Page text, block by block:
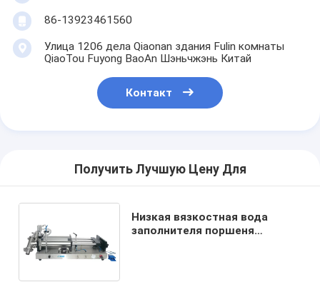
86-13923461560
Улица 1206 дела Qiaonan здания Fulin комнаты
QiaoTou Fuyong BaoAn Шэньчжэнь Китай
Контакт
Получить Лучшую Цену Для
Низкая вязкостная вода
заполнителя поршеня